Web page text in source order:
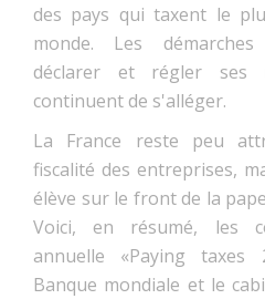
des pays qui taxent le
monde. Les
déclarer et régler ses
continuent de s'alléger.
La France reste peu
fiscalité des entreprises,
élève sur le front de la
Voici, en résumé, les
annuelle «Paying
Banque mondiale et le